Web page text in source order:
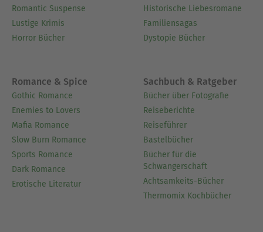
Romantic Suspense
Lustige Krimis
Horror Bücher
Historische Liebesromane
Familiensagas
Dystopie Bücher
Romance & Spice
Gothic Romance
Enemies to Lovers
Mafia Romance
Slow Burn Romance
Sports Romance
Dark Romance
Erotische Literatur
Sachbuch & Ratgeber
Bücher über Fotografie
Reiseberichte
Reiseführer
Bastelbücher
Bücher für die
Schwangerschaft
Achtsamkeits-Bücher
Thermomix Kochbücher